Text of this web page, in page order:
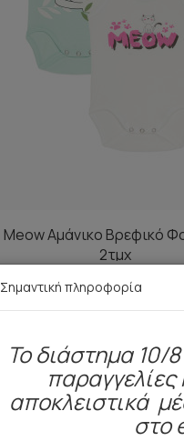
Meow Αμάνικο Βρεφικό
2τμχ
11,10 €
Σημαντική πληροφορία
To διάστημα 10/
παραγγελίες
αποκλειστικά
στο